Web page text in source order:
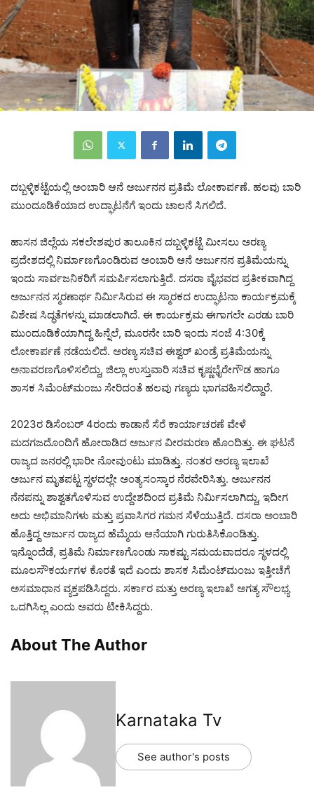
ದಬ್ಬಳ್ಳಿಕಟ್ಟೆಯಲ್ಲಿ ಅಂಬಾರಿ ಆನೆ ಅರ್ಜುನನ ಪ್ರತಿಮೆ ಲೋಕಾರ್ಪಣೆ. ಹಲವು ಬಾರಿ
ಮುಂದೂಡಿಕೆಯಾದ ಉದ್ಘಾಟನೆಗೆ ಇಂದು ಚಾಲನೆ ಸಿಗಲಿದೆ.
ಹಾಸನ ಜಿಲ್ಲೆಯ ಸಕಲೇಶಪುರ ತಾಲೂಕಿನ ದಬ್ಬಳ್ಳಿಕಟ್ಟೆ ಮೀಸಲು ಅರಣ್ಯ
ಪ್ರದೇಶದಲ್ಲಿ ನಿರ್ಮಾಣಗೊಂಡಿರುವ ಅಂಬಾರಿ ಆನೆ ಅರ್ಜುನನ ಪ್ರತಿಮೆಯನ್ನು
ಇಂದು ಸಾರ್ವಜನಿಕರಿಗೆ ಸಮರ್ಪಿಸಲಾಗುತ್ತಿದೆ. ದಸರಾ ವೈಭವದ ಪ್ರತೀಕವಾಗಿದ್ದ
ಅರ್ಜುನನ ಸ್ಮರಣಾರ್ಥ ನಿರ್ಮಿಸಿರುವ ಈ ಸ್ಮಾರಕದ ಉದ್ಘಾಟನಾ ಕಾರ್ಯಕ್ರಮಕ್ಕೆ
ವಿಶೇಷ ಸಿದ್ಧತೆಗಳನ್ನು ಮಾಡಲಾಗಿದೆ. ಈ ಕಾರ್ಯಕ್ರಮ ಈಗಾಗಲೇ ಎರಡು ಬಾರಿ
ಮುಂದೂಡಿಕೆಯಾಗಿದ್ದ ಹಿನ್ನೆಲೆ, ಮೂರನೇ ಬಾರಿ ಇಂದು ಸಂಜೆ 4:30ಕ್ಕೆ
ಲೋಕಾರ್ಪಣೆ ನಡೆಯಲಿದೆ. ಅರಣ್ಯ ಸಚಿವ ಈಶ್ವರ್ ಖಂಡ್ರೆ ಪ್ರತಿಮೆಯನ್ನು
ಅನಾವರಣಗೊಳಿಸಲಿದ್ದು, ಜಿಲ್ಲಾ ಉಸ್ತುವಾರಿ ಸಚಿವ ಕೃಷ್ಣಭೈರೇಗೌಡ ಹಾಗೂ
ಶಾಸಕ ಸಿಮೆಂಟ್‌ಮಂಜು ಸೇರಿದಂತೆ ಹಲವು ಗಣ್ಯರು ಭಾಗವಹಿಸಲಿದ್ದಾರೆ.
2023ರ ಡಿಸೆಂಬರ್ 4ರಂದು ಕಾಡಾನೆ ಸೆರೆ ಕಾರ್ಯಾಚರಣೆ ವೇಳೆ
ಮದಗಜದೊಂದಿಗೆ ಹೋರಾಡಿದ ಅರ್ಜುನ ವೀರಮರಣ ಹೊಂದಿತ್ತು. ಈ ಘಟನೆ
ರಾಜ್ಯದ ಜನರಲ್ಲಿ ಭಾರೀ ನೋವುಂಟು ಮಾಡಿತ್ತು. ನಂತರ ಅರಣ್ಯ ಇಲಾಖೆ
ಅರ್ಜುನ ಮೃತಪಟ್ಟ ಸ್ಥಳದಲ್ಲೇ ಅಂತ್ಯಸಂಸ್ಕಾರ ನೆರವೇರಿಸಿತ್ತು. ಅರ್ಜುನನ
ನೆನಪನ್ನು ಶಾಶ್ವತಗೊಳಿಸುವ ಉದ್ದೇಶದಿಂದ ಪ್ರತಿಮೆ ನಿರ್ಮಿಸಲಾಗಿದ್ದು, ಇದೀಗ
ಅದು ಅಭಿಮಾನಿಗಳು ಮತ್ತು ಪ್ರವಾಸಿಗರ ಗಮನ ಸೆಳೆಯುತ್ತಿದೆ. ದಸರಾ ಅಂಬಾರಿ
ಹೊತ್ತಿದ್ದ ಅರ್ಜುನ ರಾಜ್ಯದ ಹೆಮ್ಮೆಯ ಆನೆಯಾಗಿ ಗುರುತಿಸಿಕೊಂಡಿತ್ತು.
ಇನ್ನೊಂದೆಡೆ, ಪ್ರತಿಮೆ ನಿರ್ಮಾಣಗೊಂಡು ಸಾಕಷ್ಟು ಸಮಯವಾದರೂ ಸ್ಥಳದಲ್ಲಿ
ಮೂಲಸೌಕರ್ಯಗಳ ಕೊರತೆ ಇದೆ ಎಂದು ಶಾಸಕ ಸಿಮೆಂಟ್‌ಮಂಜು ಇತ್ತೀಚೆಗೆ
ಅಸಮಾಧಾನ ವ್ಯಕ್ತಪಡಿಸಿದ್ದರು. ಸರ್ಕಾರ ಮತ್ತು ಅರಣ್ಯ ಇಲಾಖೆ ಅಗತ್ಯ ಸೌಲಭ್ಯ
ಒದಗಿಸಿಲ್ಲ ಎಂದು ಅವರು ಟೀಕಿಸಿದ್ದರು.
About The Author
Karnataka Tv
See author's posts